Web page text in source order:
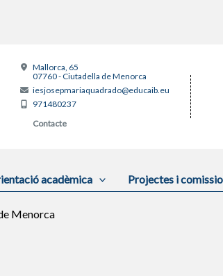
Mallorca, 65
07760 - Ciutadella de Menorca
iesjosepmariaquadrado@educaib.eu
971480237
Contacte
acadèmica Projectes i
Menorca